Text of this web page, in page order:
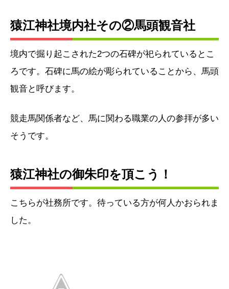
猿江神社境内社その②馬頭観音社
境内で掘り起こされた2つの石碑が祀られているとこ
ろです。石碑に馬の絵が彫られていることから、馬頭
観音と呼びます。
競走馬関係者など、馬に関わる職業の人の参拝が多い
そうです。
猿江神社の御朱印を頂こう！
こちらが社務所です。待っている方が何人かおられま
した。